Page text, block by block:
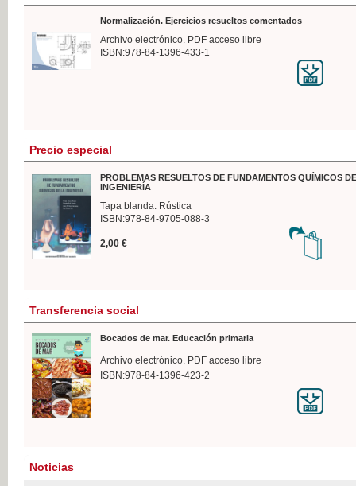
Normalización. Ejercicios resueltos comentados
Archivo electrónico. PDF acceso libre
ISBN:978-84-1396-433-1
Precio especial
PROBLEMAS RESUELTOS DE FUNDAMENTOS QUÍMICOS
INGENIERÍA
Tapa blanda. Rústica
ISBN:978-84-9705-088-3
2,00 €
Transferencia social
Bocados de mar. Educación primaria
Archivo electrónico. PDF acceso libre
ISBN:978-84-1396-423-2
Noticias